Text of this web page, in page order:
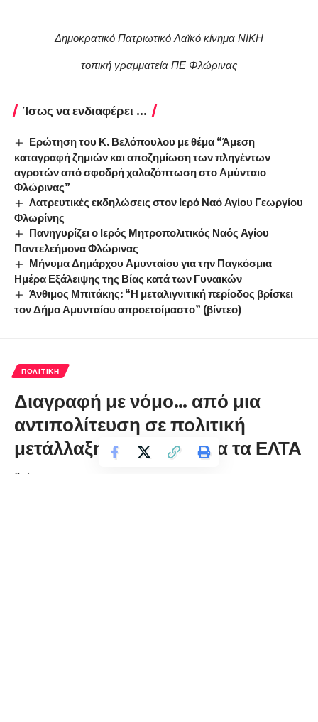
Δημοκρατικό Πατριωτικό Λαϊκό κίνημα ΝΙΚΗ
τοπική γραμματεία ΠΕ Φλώρινας
Ίσως να ενδιαφέρει ...
Ερώτηση του Κ. Βελόπουλου με θέμα “Άμεση
καταγραφή ζημιών και αποζημίωση των πληγέντων
αγροτών από σφοδρή χαλαζόπτωση στο Αμύνταιο
Φλώρινας”
Λατρευτικές εκδηλώσεις στον Ιερό Ναό Αγίου Γεωργίου
Φλωρίνης
Πανηγυρίζει ο Ιερός Μητροπολιτικός Ναός Αγίου
Παντελεήμονα Φλώρινας
Μήνυμα Δημάρχου Αμυνταίου για την Παγκόσμια
Ημέρα Εξάλειψης της Βίας κατά των Γυναικών
Άνθιμος Μπιτάκης: “Η μεταλιγνιτική περίοδος βρίσκει
τον Δήμο Αμυνταίου απροετοίμαστο” (βίντεο)
ΠΟΛΙΤΙΚΉ
Διαγραφή με νόμο… από μια
αντιπολίτευση σε πολιτική
μετάλλαξη και σιωπή για τα ΕΛΤΑ
florinapress.gr